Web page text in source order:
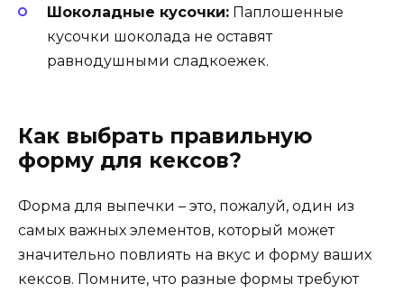
Шоколадные кусочки: Паплошенные
кусочки шоколада не оставят
равнодушными сладкоежек.
Как выбрать правильную
форму для кексов?
Форма для выпечки – это, пожалуй, один из
самых важных элементов, который может
значительно повлиять на вкус и форму ваших
кексов. Помните, что разные формы требуют